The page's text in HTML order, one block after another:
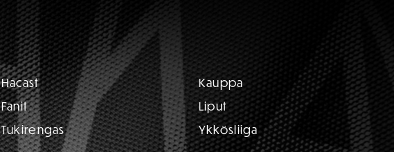
Hacast
Fanit
Tukirengas
Kauppa
Liput
Ykkösliiga